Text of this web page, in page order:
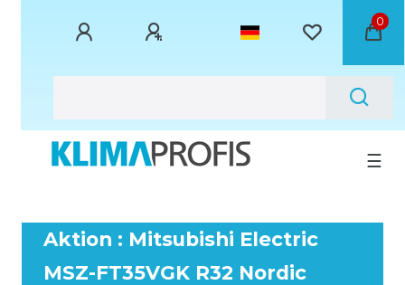
0
☰
Aktion : Mitsubishi Electric
MSZ-FT35VGK R32 Nordic